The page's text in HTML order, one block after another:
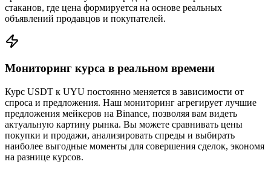
стаканов, где цена формируется на основе реальных
объявлений продавцов и покупателей.
Мониторинг курса в реальном времени
Курс USDT к UYU постоянно меняется в зависимости от
спроса и предложения. Наш мониторинг агрегирует лучшие
предложения мейкеров на Binance, позволяя вам видеть
актуальную картину рынка. Вы можете сравнивать цены
покупки и продажи, анализировать спреды и выбирать
наиболее выгодные моменты для совершения сделок, экономя
на разнице курсов.